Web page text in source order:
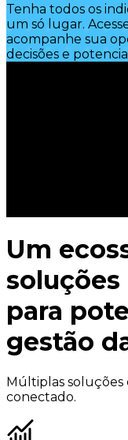
Tenha todos os
um só lugar.
acompanhe sua
decisões e
Um
para
gestão
Múltiplas
conectado.